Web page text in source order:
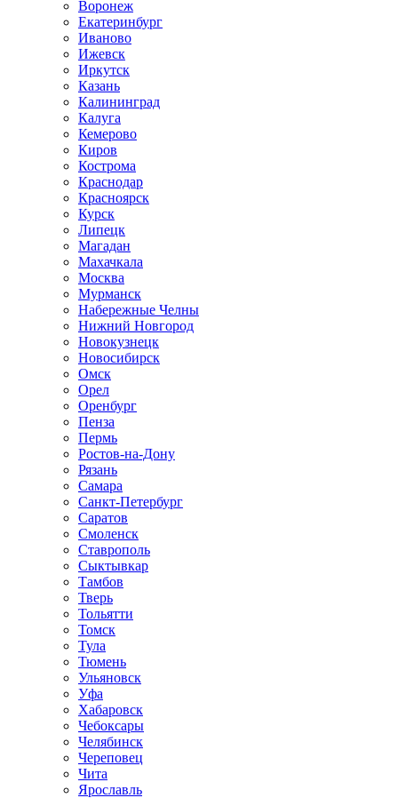
Воронеж
Екатеринбург
Иваново
Ижевск
Иркутск
Казань
Калининград
Калуга
Кемерово
Киров
Кострома
Краснодар
Красноярск
Курск
Липецк
Магадан
Махачкала
Москва
Мурманск
Набережные Челны
Нижний Новгород
Новокузнецк
Новосибирск
Омск
Орел
Оренбург
Пенза
Пермь
Ростов-на-Дону
Рязань
Самара
Санкт-Петербург
Саратов
Смоленск
Ставрополь
Сыктывкар
Тамбов
Тверь
Тольятти
Томск
Тула
Тюмень
Ульяновск
Уфа
Хабаровск
Чебоксары
Челябинск
Череповец
Чита
Ярославль